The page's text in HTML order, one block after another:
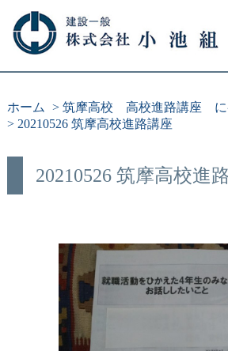
ホーム > 筑摩高校 高校進路講座 に
> 20210526 筑摩高校進路講座
20210526 筑摩高校進